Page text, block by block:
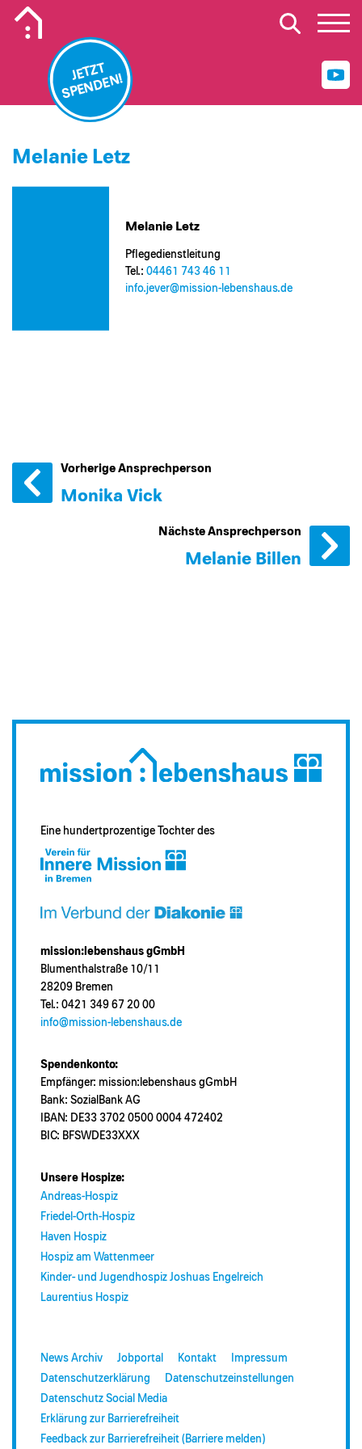
JETZT
SPENDEN!
Melanie Letz
Melanie Letz
Pflegedienstleitung
Tel.: 04461 743 46 11
info.jever@​mission-lebenshaus.de
Vorherige Ansprechperson
Monika Vick
Nächste Ansprechperson
Melanie Billen
Eine hundertprozentige Tochter des
mission:lebenshaus gGmbH
Blumenthalstraße 10/11
28209 Bremen
Tel.: 0421 349 67 20 00
info@mission-lebenshaus.de
Spendenkonto:
Empfänger: mission:lebenshaus gGmbH
Bank: SozialBank AG
IBAN: DE33 3702 0500 0004 472402
BIC: BFSWDE33XXX
Unsere Hospize:
Andreas-Hospiz
Friedel-Orth-Hospiz
Haven Hospiz
Hospiz am Wattenmeer
Kinder- und Jugendhospiz Joshuas Engelreich
Laurentius Hospiz
News Archiv Jobportal Kontakt
Impressum
Datenschutzerklärung
Datenschutzeinstellungen
Datenschutz Social Media
Erklärung zur Barrierefreiheit
Feedback zur Barrierefreiheit (Barriere melden)
Mobiles Logo Mission Lebenshaus